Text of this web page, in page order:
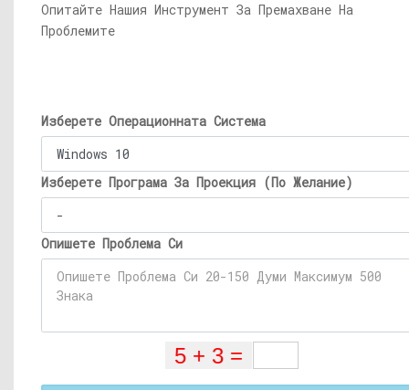
Опитайте Нашия Инструмент За Премахване На
Проблемите
Изберете Операционната Система
Изберете Програма За Проекция (По Желание)
Опишете Проблема Си